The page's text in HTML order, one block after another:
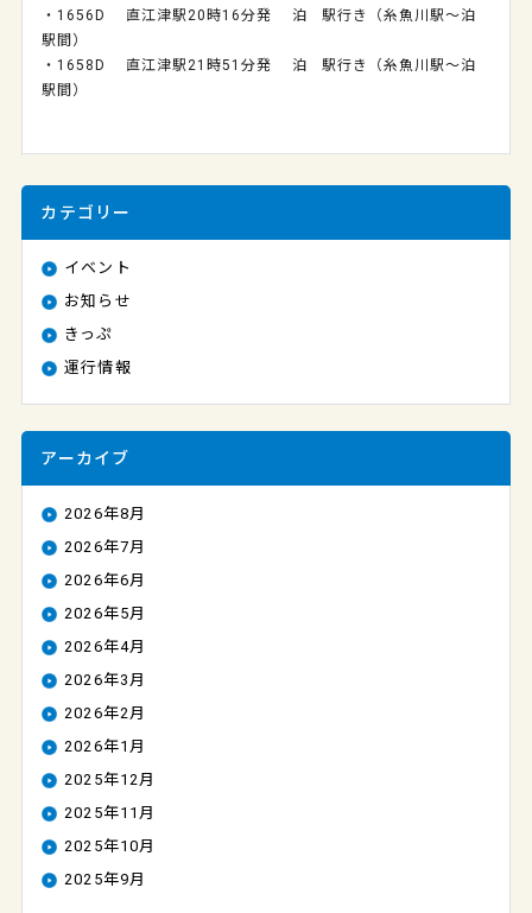
・1656D 直江津駅20時16分発 泊 駅行き（糸魚川駅～泊
駅間）
・1658D 直江津駅21時51分発 泊 駅行き（糸魚川駅～泊
駅間）
カテゴリー
イベント
お知らせ
きっぷ
運行情報
アーカイブ
2026年8月
2026年7月
2026年6月
2026年5月
2026年4月
2026年3月
2026年2月
2026年1月
2025年12月
2025年11月
2025年10月
2025年9月